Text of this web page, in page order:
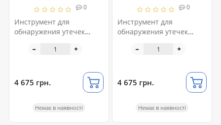
0
Инструмент для
обнаружения утечек
автомобиля 56ед. 118595
4 675 грн.
Немає в наявності
0
Инструмент для
обнаружения утечек
автомобиля 56ед. 118595
4 675 грн.
Немає в наявності